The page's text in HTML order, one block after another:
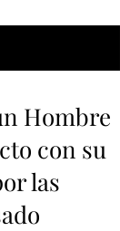
Hombre
con su
las